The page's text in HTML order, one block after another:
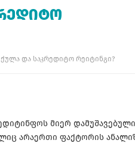
და საკრედიტო რეიტინგი?
მიერ დამუშავებული
არაერთი ფაქტორის